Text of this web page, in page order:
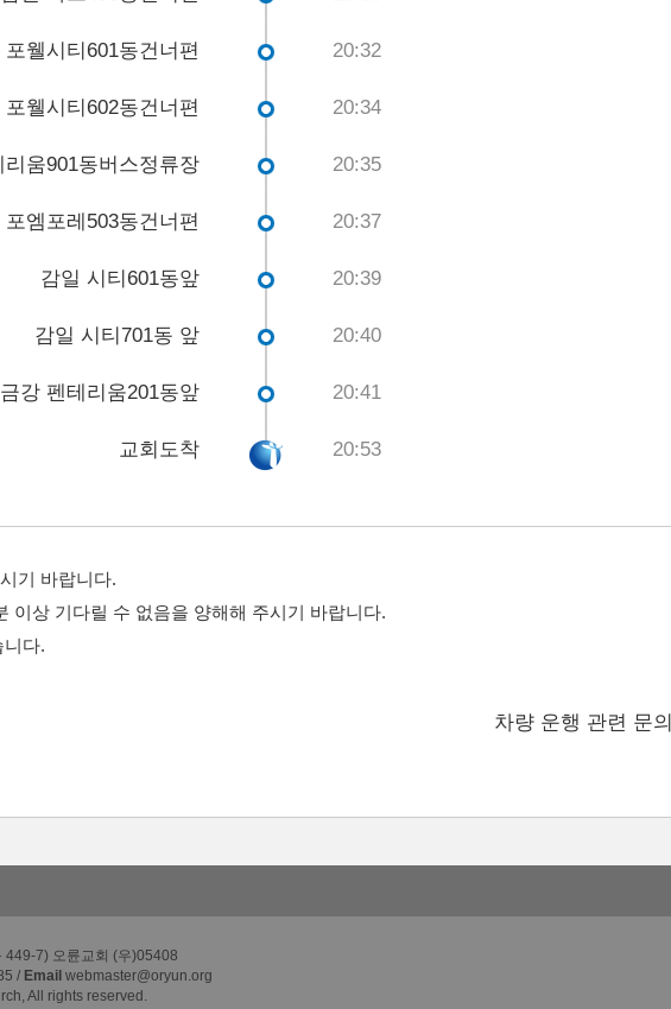
포웰시티601동건너편 20:32
포웰시티602동건너편 20:34
리움901동버스정류장 20:35
포엠포레503동건너편 20:37
감일 시티601동앞 20:39
감일 시티701동 앞 20:40
금강 펜테리움201동앞 20:41
교회도착 20:53
기 바랍니다.
이상 기다릴 수 없음을 양해해 주시기 바랍니다.
다.
차량 운행 관련 문의
449-7) 오륜교회 (우)05408
/ Email webmaster@oryun.org
All rights reserved.